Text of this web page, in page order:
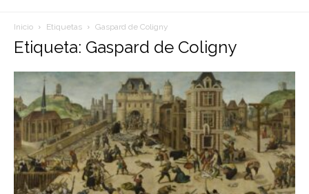
Historia
Hoy
Inicio Etiquetas Gaspard de Coligny
Etiqueta: Gaspard de Coligny